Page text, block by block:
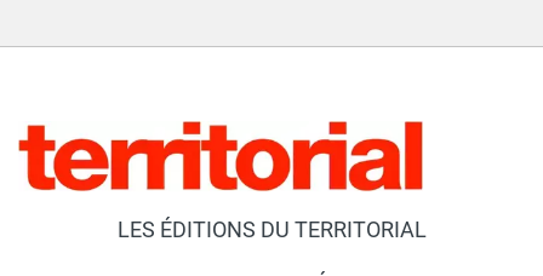
LES ÉDITIONS DU TERRITORIAL